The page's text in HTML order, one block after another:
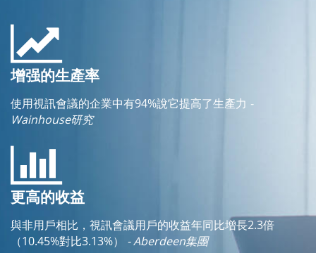
增强的生產率
使用視訊會議的企業中有94%說它提高了生產力 -
Wainhouse研究
更高的收益
與非用戶相比，視訊會議用戶的收益年同比增長2.3倍
（10.45%對比3.13%）
- Aberdeen集團